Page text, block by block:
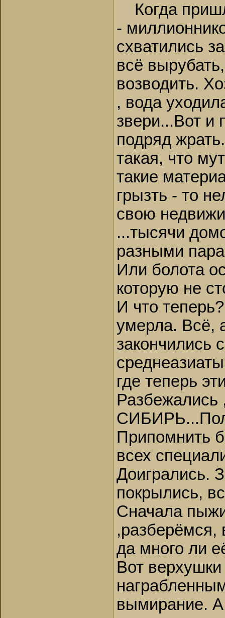
Когда
-
схватились
всё
возводить.
, вода
звери...Вот и
подряд
такая, что
такие
грызть - то
свою
...тысячи
разными
Или болота
которую не
И что
умерла. Всё,
закончились
где теперь
Разбежались
Припомнить
всех
Доигрались.
покрылись,
Сначала
,разберёмся,
да много ли
Вот
вымирание. А